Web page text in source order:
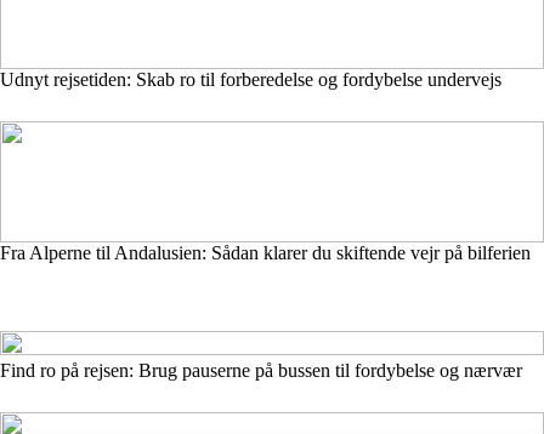
Udnyt rejsetiden: Skab ro til forberedelse og fordybelse undervejs
Fra Alperne til Andalusien: Sådan klarer du skiftende vejr på bilferien
Find ro på rejsen: Brug pauserne på bussen til fordybelse og nærvær